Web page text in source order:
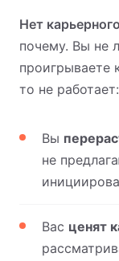
Нет
почему. Вы не
проигрываете
то не работает:
Вы
не
Вас ценят